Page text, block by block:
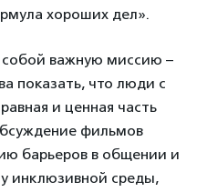
хороших дел».
собой важную миссию –
показать, что люди с
и ценная часть
фильмов
барьеров в общении и
инклюзивной среды,